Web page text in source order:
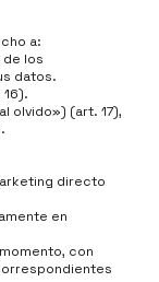
a:
de los
datos.
olvido») (art. 17),
directo
en
con